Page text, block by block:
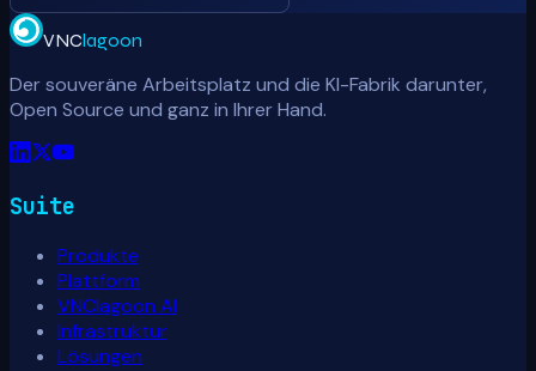
VNClagoon
Der souveräne Arbeitsplatz und die KI-Fabrik darunter,
Open Source und ganz in Ihrer Hand.
Suite
Produkte
Plattform
VNClagoon AI
Infrastruktur
Lösungen